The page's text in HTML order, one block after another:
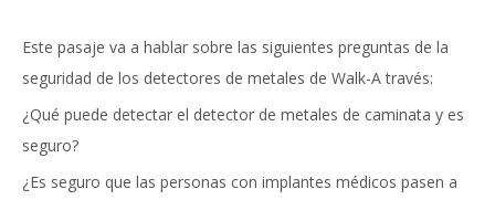
Este pasaje va a hablar sobre las siguientes preguntas de la
seguridad de los detectores de metales de Walk-A través:
¿Qué puede detectar el detector de metales de caminata y es
seguro?
¿Es seguro que las personas con implantes médicos pasen a